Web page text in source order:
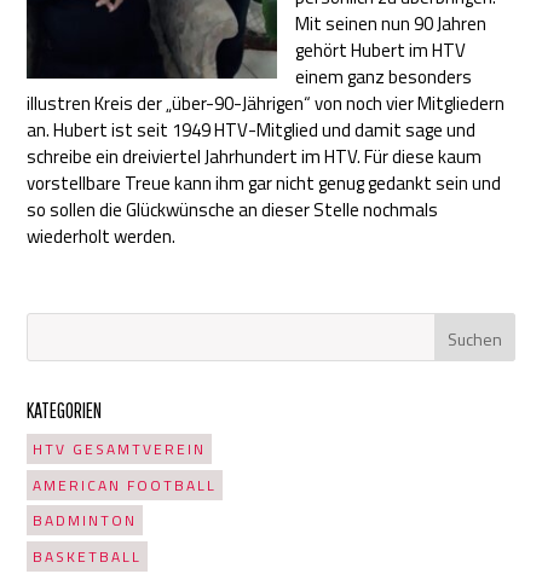
Mit seinen nun 90 Jahren
gehört Hubert im HTV
einem ganz besonders
illustren Kreis der „über-90-Jährigen“ von noch vier Mitgliedern
an. Hubert ist seit 1949 HTV-Mitglied und damit sage und
schreibe ein dreiviertel Jahrhundert im HTV. Für diese kaum
vorstellbare Treue kann ihm gar nicht genug gedankt sein und
so sollen die Glückwünsche an dieser Stelle nochmals
wiederholt werden.
KATEGORIEN
HTV GESAMTVEREIN
AMERICAN FOOTBALL
BADMINTON
BASKETBALL